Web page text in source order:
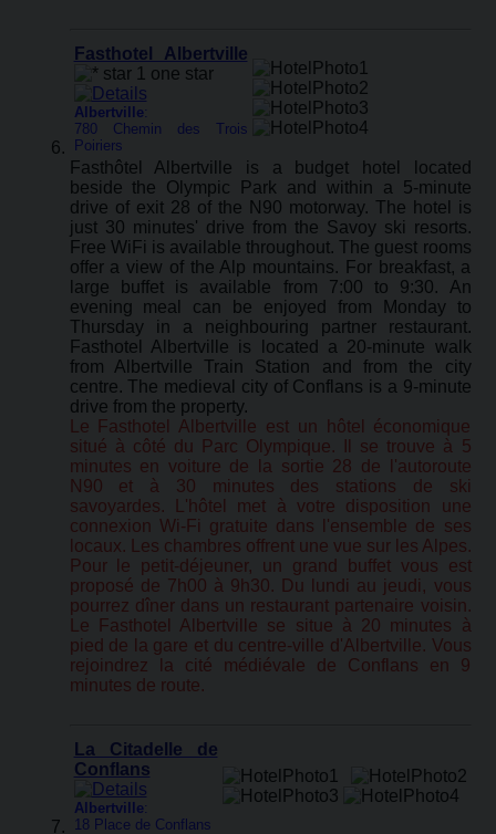
Fasthotel Albertville
Albertville:
780 Chemin des Trois
Poiriers
Fasthôtel Albertville is a budget hotel located
beside the Olympic Park and within a 5-minute
drive of exit 28 of the N90 motorway. The hotel is
just 30 minutes' drive from the Savoy ski resorts.
Free WiFi is available throughout. The guest rooms
offer a view of the Alp mountains. For breakfast, a
large buffet is available from 7:00 to 9:30. An
evening meal can be enjoyed from Monday to
Thursday in a neighbouring partner restaurant.
Fasthotel Albertville is located a 20-minute walk
from Albertville Train Station and from the city
centre. The medieval city of Conflans is a 9-minute
drive from the property.
Le Fasthotel Albertville est un hôtel économique
situé à côté du Parc Olympique. Il se trouve à 5
minutes en voiture de la sortie 28 de l'autoroute
N90 et à 30 minutes des stations de ski
savoyardes. L'hôtel met à votre disposition une
connexion Wi-Fi gratuite dans l'ensemble de ses
locaux. Les chambres offrent une vue sur les Alpes.
Pour le petit-déjeuner, un grand buffet vous est
proposé de 7h00 à 9h30. Du lundi au jeudi, vous
pourrez dîner dans un restaurant partenaire voisin.
Le Fasthotel Albertville se situe à 20 minutes à
pied de la gare et du centre-ville d'Albertville. Vous
rejoindrez la cité médiévale de Conflans en 9
minutes de route.
La Citadelle de
Conflans
Albertville:
18 Place de Conflans